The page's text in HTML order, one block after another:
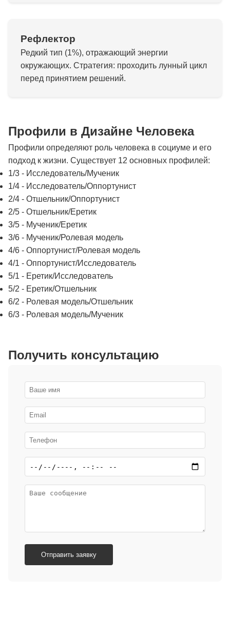
Рефлектор
Редкий тип (1%), отражающий энергии
окружающих. Стратегия: проходить лунный цикл
перед принятием решений.
Профили в Дизайне Человека
Профили определяют роль человека в социуме и его
подход к жизни. Существует 12 основных профилей:
1/3 - Исследователь/Мученик
1/4 - Исследователь/Оппортунист
2/4 - Отшельник/Оппортунист
2/5 - Отшельник/Еретик
3/5 - Мученик/Еретик
3/6 - Мученик/Ролевая модель
4/6 - Оппортунист/Ролевая модель
4/1 - Оппортунист/Исследователь
5/1 - Еретик/Исследователь
5/2 - Еретик/Отшельник
6/2 - Ролевая модель/Отшельник
6/3 - Ролевая модель/Мученик
Получить консультацию
Отправить заявку